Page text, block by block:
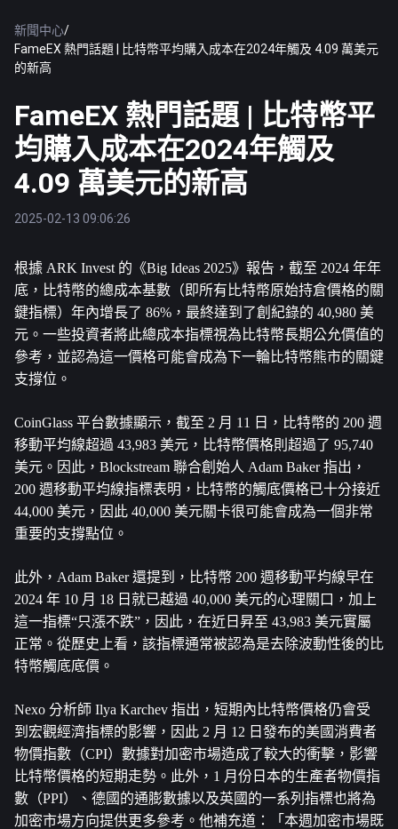
新聞中心/
FameEX 熱門話題 | 比特幣平均購入成本在2024年觸及 4.09 萬美元
的新高
FameEX 熱門話題 | 比特幣平
均購入成本在2024年觸及
4.09 萬美元的新高
2025-02-13 09:06:26
根據 ARK Invest 的《Big Ideas 2025》報告，截至 2024 年年
底， 比特幣的總成本基數（即所有比特幣原始持倉價格的關
鍵指標）年內增長了 86%，最終達到了創紀錄的 40,980 美
元。一些投資者將此總成本指標視為比特幣長期公允價值的
參考，並認為這一價格可能會成為下一輪比特幣熊市的關鍵
支撐位。
CoinGlass 平台數據顯示，截至 2 月 11 日，比特幣的 200 週
移動平均線超過 43,983 美元，比特幣價格則超過了 95,740
美元。因此，Blockstream 聯合創始人 Adam Baker 指出，
200 週移動平均線指標表明，比特幣的觸底價格已十分接近
44,000 美元，因此 40,000 美元關卡很可能會成為一個非常
重要的支撐點位。
此外，Adam Baker 還提到，比特幣 200 週移動平均線早在
2024 年 10 月 18 日就已越過 40,000 美元的心理關口，加上
這一指標“只漲不跌”，因此，在近日昇至 43,983 美元實屬
正常。從歷史上看，該指標通常被認為是去除波動性後的比
特幣觸底底價。
Nexo 分析師 Ilya Karchev 指出，短期內比特幣價格仍會受
到宏觀經濟指標的影響，因此 2 月 12 日發布的美國消費者
物價指數（CPI）數據對加密市場造成了較大的衝擊，影響
比特幣價格的短期走勢。此外，1 月份日本的生產者物價指
數（PPI）、德國的通膨數據以及英國的一系列指標也將為
加密市場方向提供更多參考。他補充道：「本週加密市場既